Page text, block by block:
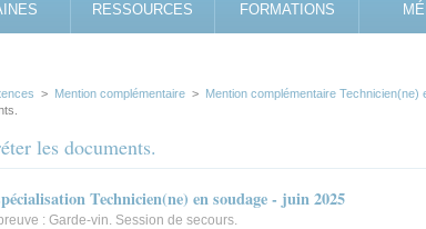
RESSOURCES FORMATIONS
> Mention complémentaire > Mention complémentaire Technicien(ne)
les documents.
Technicien(ne) en soudage - juin 2025
: Garde-vin. Session de secours.